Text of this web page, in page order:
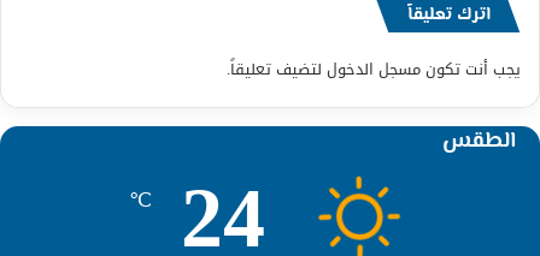
اترك تعليقاً
يجب أنت تكونمسجل الدخول لتضيف تعليقاً.
الطقس 24
℃